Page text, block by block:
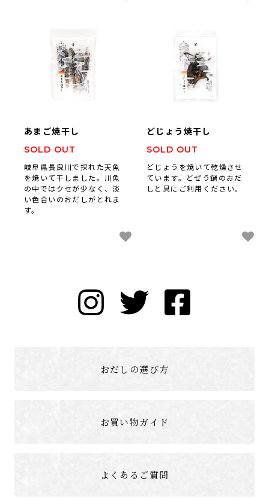
あまご焼干し
SOLD OUT
岐阜県長良川で採れた天魚
を焼いて干しました。川魚
の中ではクセが少なく、淡
い色合いのおだしがとれま
す。
どじょう焼干し
SOLD OUT
どじょうを焼いて乾燥させ
ています。どぜう鍋のおだ
しと具にご利用ください。
おだしの選び方
お買い物ガイド
よくあるご質問